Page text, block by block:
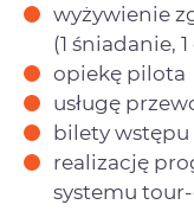
wyżywienie
(1 śniadanie,
opiekę pilota
usługę
bilety
realizację
systemu